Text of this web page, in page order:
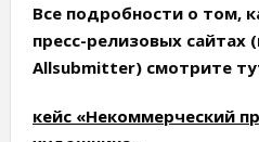
Все подробности о том,
пресс-релизовых сайтах
Allsubmitter) смотрите
кейс «Некоммерческий